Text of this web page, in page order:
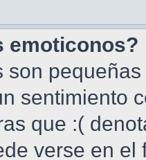
emoticonos?
son
sentimiento
que :(
verse en